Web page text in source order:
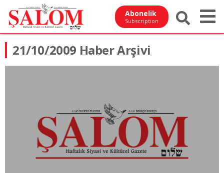
Abonelik
Subscription
21/10/2009 Haber Arşivi